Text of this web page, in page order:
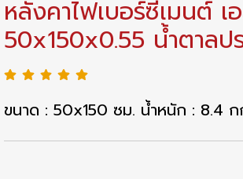
หลังคาไฟเบอร์ซีเมนต์
50x150x0.55 น้ำตาลป
ขนาด : 50x150 ซม. น้ำหนัก : 8.4 ก